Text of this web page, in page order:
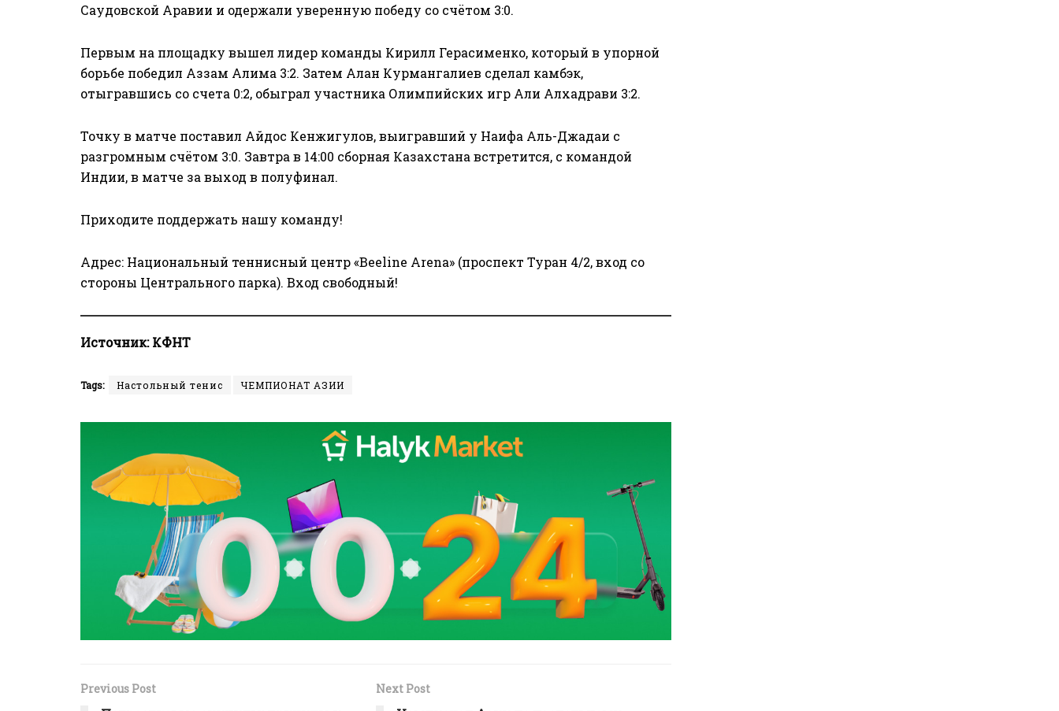
Саудовской Аравии и одержали уверенную победу со счётом 3:0.
Первым на площадку вышел лидер команды Кирилл Герасименко, который в упорной
борьбе победил Аззам Алима 3:2. Затем Алан Курмангалиев сделал камбэк,
отыгравшись со счета 0:2, обыграл участника Олимпийских игр Али Алхадрави 3:2.
Точку в матче поставил Айдос Кенжигулов, выигравший у Наифа Аль-Джадаи с
разгромным счётом 3:0. Завтра в 14:00 сборная Казахстана встретится, с командой
Индии, в матче за выход в полуфинал.
Приходите поддержать нашу команду!
Адрес: Национальный теннисный центр «Beeline Arena» (проспект Туран 4/2, вход со
стороны Центрального парка). Вход свободный!
Источник: КФНТ
Tags: Настольный тенис ЧЕМПИОНАТ АЗИИ
Previous Post Next Post